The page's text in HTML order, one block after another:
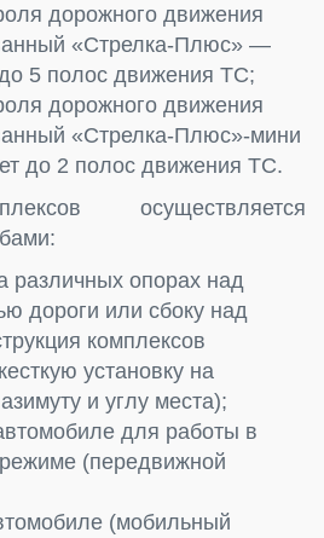
дорожного движения
«Стрелка-Плюс» —
5 полос движения ТС;
дорожного движения
«Стрелка-Плюс»-мини
до 2 полос движения ТС.
осуществляется
различных опорах над
дороги или сбоку над
комплексов
установку на
и углу места);
для работы в
(передвижной
(мобильный